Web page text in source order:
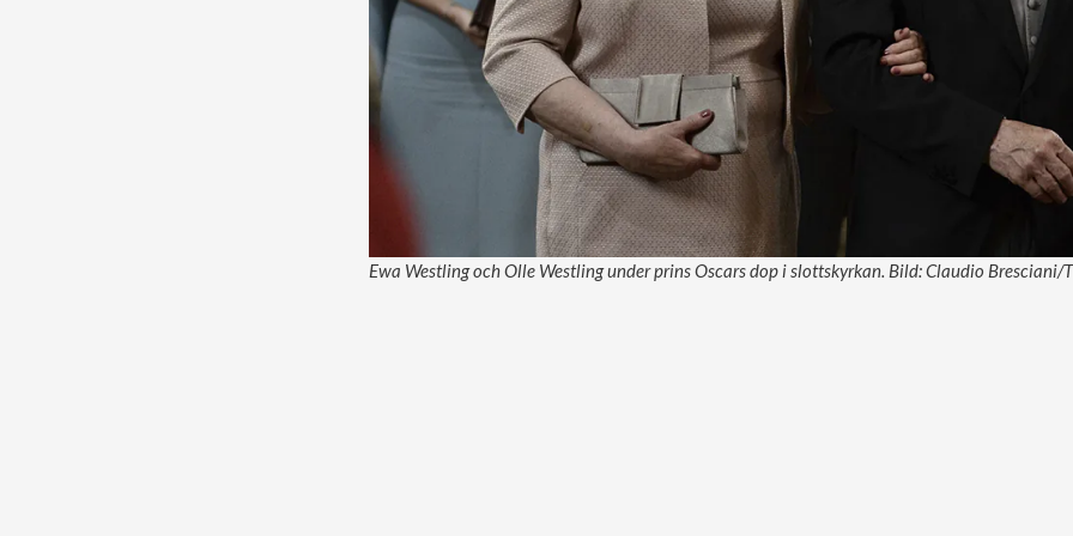
Ewa Westling och Olle Westling under prins Oscars dop i slottskyrkan. Bild: Claudio Bresciani/